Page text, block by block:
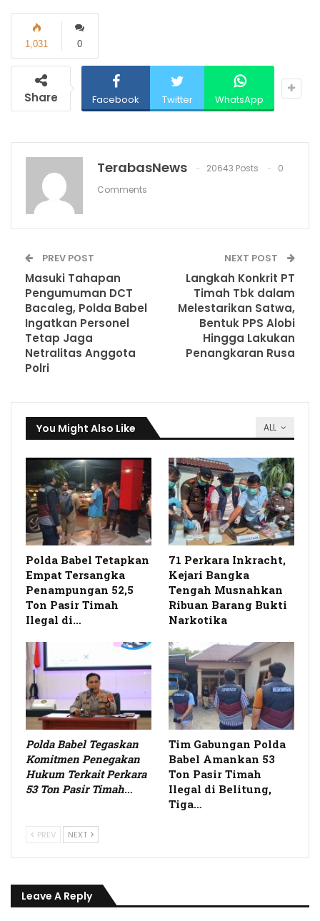
0
1,031
Share Facebook Twitter WhatsApp
TerabasNews 20643 Posts
0
Comments
PREV POST
Masuki Tahapan
Pengumuman DCT
Bacaleg, Polda Babel
Ingatkan Personel
Tetap Jaga
Netralitas Anggota
Polri
NEXT POST
Langkah Konkrit PT
Timah Tbk dalam
Melestarikan Satwa,
Bentuk PPS Alobi
Hingga Lakukan
Penangkaran Rusa
ALL
You Might Also Like
Polda Babel Tetapkan
Empat Tersangka
Penampungan 52,5
Ton Pasir Timah
Ilegal di…
71 Perkara Inkracht,
Kejari Bangka
Tengah Musnahkan
Ribuan Barang Bukti
Narkotika
Polda Babel Tegaskan
Komitmen Penegakan
Hukum Terkait Perkara
53 Ton Pasir Timah…
Tim Gabungan Polda
Babel Amankan 53
Ton Pasir Timah
Ilegal di Belitung,
Tiga…
PREV NEXT
Leave A Reply